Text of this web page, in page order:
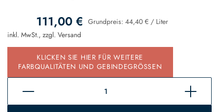
111,00 € Grundpreis: 44,40 € / Liter
inkl. MwSt., zzgl. Versand
KLICKEN SIE HIER FÜR WEITERE
FARBQUALITÄTEN UND GEBINDEGRÖSSEN